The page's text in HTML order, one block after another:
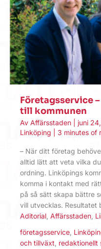
Företagsservice
till kommunen
Av Affärsstaden juni
Linköping
3 minutes of
– När ditt företag
alltid lätt att veta vilka
ordning. Linköpings
komma i kontakt med
på så sätt skapa bättre
vill utvecklas. Resultatet
Aditorial Affärsstaden
företagsservice
och tillväxt redaktionellt